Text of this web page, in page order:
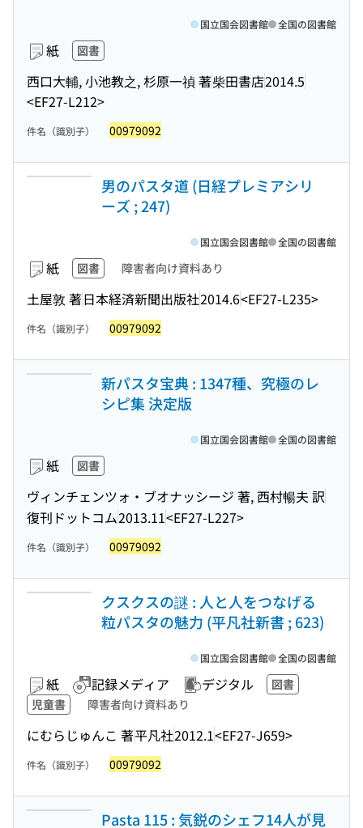
紙 図書
西口大輔, 小池教之, 杉原一禎 著柴田書店2014.5
<EF27-L212>
国立国会図書館 全国の図書館
件名（識別子） 00979092
男のパスタ道 (日経プレミアシリ
ーズ ; 247)
紙 図書 障害者向け資料あり
土屋敦 著日本経済新聞出版社2014.6<EF27-L235>
国立国会図書館 全国の図書館
件名（識別子） 00979092
新パスタ宝典 : 1347種、究極のレ
シピ集 決定版
紙 図書
ヴィンチェンツォ・ブオナッシージ 著, 西村暢夫 訳
復刊ドットコム2013.11<EF27-L227>
国立国会図書館 全国の図書館
件名（識別子） 00979092
クスクスの謎 : 人と人をつなげる
粒パスタの魅力 (平凡社新書 ; 623)
紙 記録メディア デジタル
図書
児童書
障害者向け資料あり
にむらじゅんこ 著平凡社2012.1<EF27-J659>
国立国会図書館 全国の図書館
件名（識別子） 00979092
Pasta 115 : 気鋭のシェフ14人が見